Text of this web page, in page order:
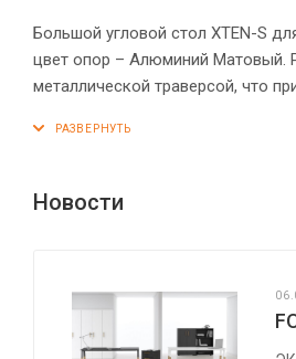
Большой угловой стол XTEN-S
цвет опор – Алюминий Матовый.
металлической траверсой, что
опорами, что создает эффект
Новости